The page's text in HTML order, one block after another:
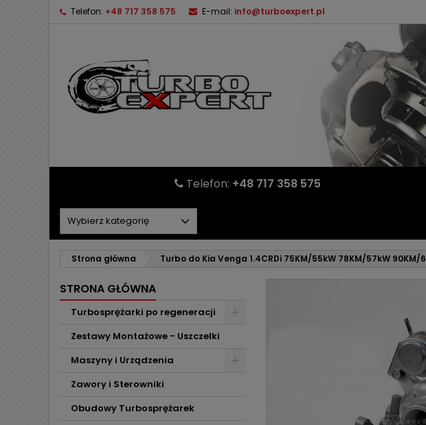
Telefon: +48 717 358 575 E-mail: info@turboexpert.pl
Telefon: +48 717 358 575
Strona główna Turbo do Kia Venga 1.4CRDi 75KM/55kW 78KM/57kW 90KM/
STRONA GŁÓWNA
Turbosprężarki po regeneracji
Zestawy Montażowe - Uszczelki
Maszyny i Urządzenia
Zawory i Sterowniki
Obudowy Turbosprężarek